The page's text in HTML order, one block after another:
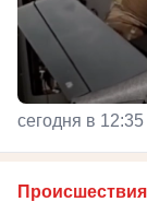
сегодня в 12:35
Происшествия